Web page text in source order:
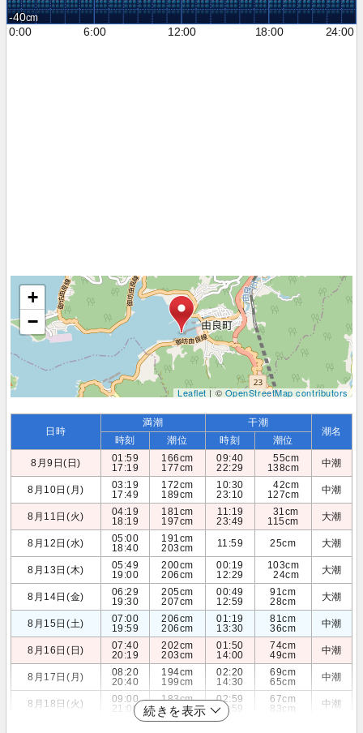
-40
0:00
6:00 12:00 18:00 24:00
+
−
Leaflet| ©OpenStreetMap contributors
日時
満潮 干潮
潮名
時刻 潮位 時刻
潮位
8月9日(日)
01:59
17:19
166cm
177cm
09:40
22:29
55cm
138cm
中潮
8月10日(月)
03:19
17:49
172cm
189cm
10:30
23:10
42cm
127cm
中潮
8月11日(火)
04:19
18:19
181cm
197cm
11:19
23:49
31cm
115cm
大潮
8月12日(水)
05:00
18:40
191cm
203cm
11:59 25cm 大潮
8月13日(木)
05:49
19:00
200cm
206cm
00:19
12:29
103cm
24cm
大潮
8月14日(金)
06:29
19:30
205cm
207cm
00:49
12:59
91cm
28cm
大潮
8月15日(土)
07:00
19:59
206cm
206cm
01:19
13:30
81cm
36cm
中潮
8月16日(日)
07:40
20:19
202cm
203cm
01:50
14:00
74cm
49cm
中潮
8月17日(月)
08:20
20:40
194cm
199cm
02:20
14:30
69cm
65cm
中潮
8月18日(火)
09:00
21:00
183cm
193cm
02:59
14:59
67cm
83cm
中潮
続きを表示